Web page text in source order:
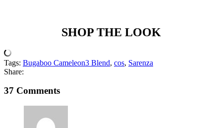
SHOP THE LOOK
Tags: Bugaboo Cameleon3 Blend, cos, Sarenza
Share:
37 Comments